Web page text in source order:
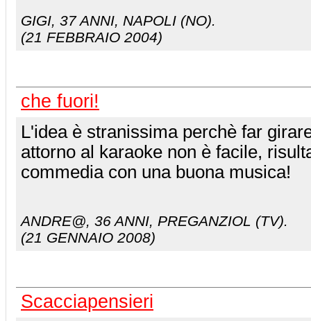
GIGI, 37 ANNI, NAPOLI (NO).
(21 FEBBRAIO 2004)
che fuori!
L'idea è stranissima perchè far
attorno al karaoke non è facile,
commedia con una buona musica!
ANDRE@, 36 ANNI, PREGANZIOL (TV).
(21 GENNAIO 2008)
Scacciapensieri